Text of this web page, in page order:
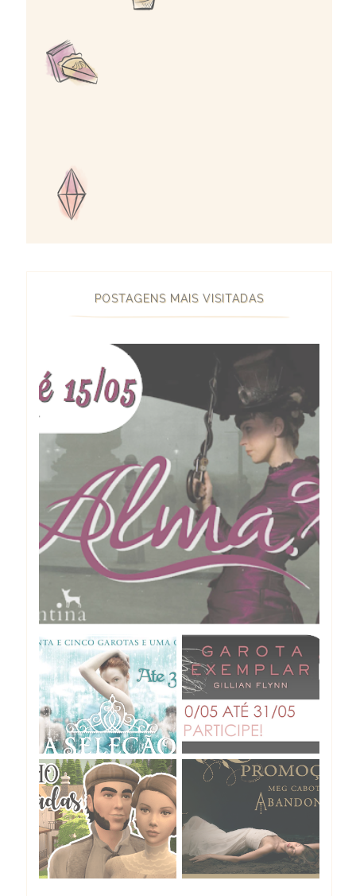
POSTAGENS MAIS VISITADAS